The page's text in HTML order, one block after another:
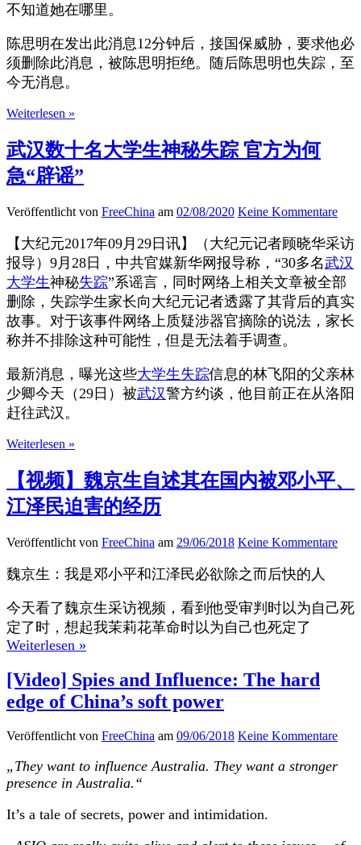
不知道她在哪里。
陈思明在发出此消息12分钟后，接国保威胁，要求他必
须删除此消息，被陈思明拒绝。随后陈思明也失踪，至
今无消息。
Weiterlesen »
武汉数十名大学生神秘失踪 官方为何
急“辟谣”
Veröffentlicht von FreeChina am 02/08/2020 Keine Kommentare
【大纪元2017年09月29日讯】（大纪元记者顾晓华采访
报导）9月28日，中共官媒新华网报导称，“30多名武汉
大学生神秘失踪”系谣言，同时网络上相关文章被全部
删除，失踪学生家长向大纪元记者透露了其背后的真实
故事。对于该事件网络上质疑涉器官摘除的说法，家长
称并不排除这种可能性，但是无法着手调查。
最新消息，曝光这些大学生失踪信息的林飞阳的父亲林
少卿今天（29日）被武汉警方约谈，他目前正在从洛阳
赶往武汉。
Weiterlesen »
【视频】魏京生自述其在国内被邓小平、
江泽民迫害的经历
Veröffentlicht von FreeChina am 29/06/2018 Keine Kommentare
魏京生：我是邓小平和江泽民必欲除之而后快的人
今天看了魏京生采访视频，看到他受审判时以为自己死
定了时，想起我茉莉花革命时以为自己也死定了
Weiterlesen »
[Video] Spies and Influence: The hard
edge of China’s soft power
Veröffentlicht von FreeChina am 09/06/2018 Keine Kommentare
„They want to influence Australia. They want a stronger
presence in Australia.“
It’s a tale of secrets, power and intimidation.